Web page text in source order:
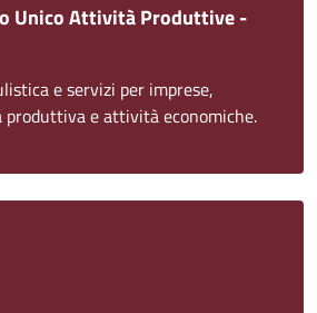
Unico Attività Produttive -
e servizi per imprese,
produttiva e attività economiche.